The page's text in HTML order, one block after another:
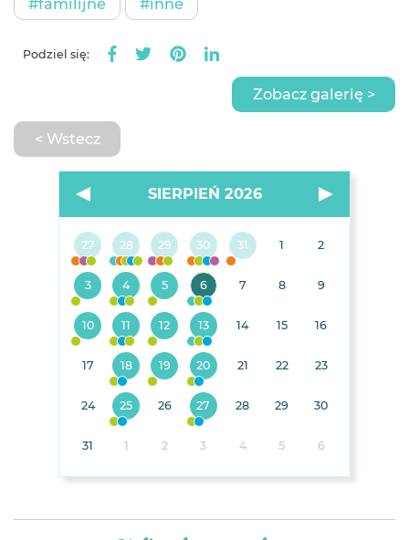
Podziel się:
< Wstecz
Zobacz galerię >
SIERPIEŃ 2026
27 28 29 30 31 1 2
3 4 5 6 7 8 9
10 11 12 13 14 15 16
17 18 19 20 21 22 23
24 25 26 27 28 29 30
31 1 2 3 4 5 6